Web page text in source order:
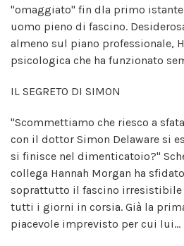
"omaggiato" fin dla primo
uomo pieno di fascino.
almeno sul piano professionale,
psicologica che ha funzionato
IL SEGRETO DI SIMON
"Scommettiamo che riesco a
con il dottor Simon Delaware si
si finisce nel dimenticatoio?"
collega Hannah Morgan ha
soprattutto il fascino irresistibile
tutti i giorni in corsia. Già la
piacevole imprevisto per cui lui...